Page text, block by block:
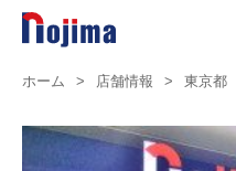
ホーム > 店舗情報 > 東京都